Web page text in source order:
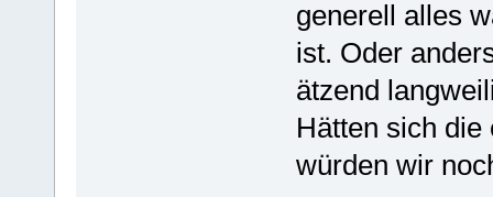
generell alles
ist. Oder
ätzend
Hätten sich
würden wir